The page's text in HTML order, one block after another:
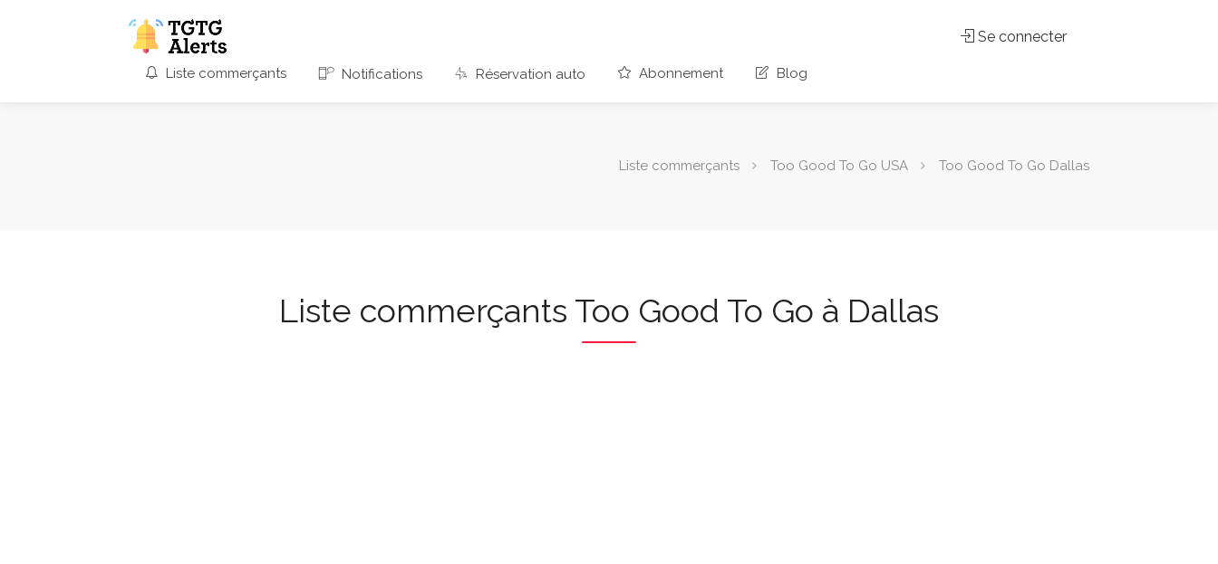
Liste commerçants Notifications Réservation auto Abonnement Blog
Se connecter
Liste commerçants Too Good To Go USA Too Good To Go Dallas
Liste commerçants Too Good To Go à Dallas